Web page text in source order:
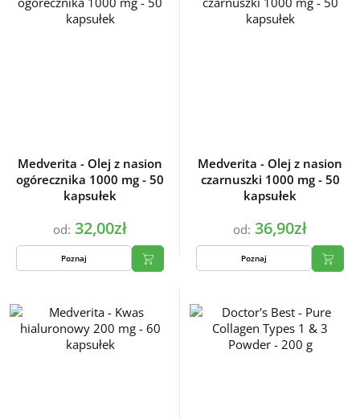
Medverita - Olej z nasion
ogórecznika 1000 mg - 50
kapsułek
od: 32,00zł
Poznaj
Medverita - Olej z nasion
czarnuszki 1000 mg - 50
kapsułek
od: 36,90zł
Poznaj